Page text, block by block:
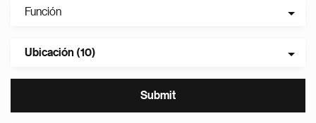
Función
Ubicación (10)